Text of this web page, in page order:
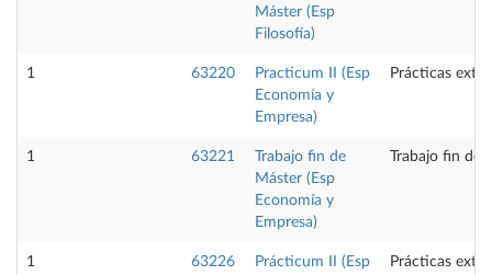
Máster (Esp
Filosofía)
1 63220
Practicum II (Esp
Economía y
Empresa)
Prácticas
1 63221
Trabajo fin de
Máster (Esp
Economía y
Empresa)
Trabajo fin de
1 63226
Prácticum II (Esp
Prácticas